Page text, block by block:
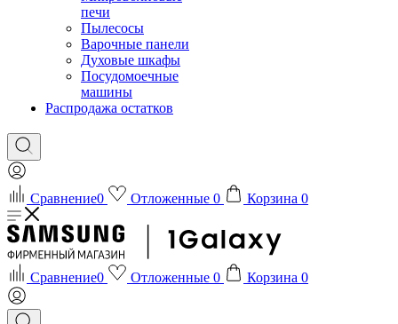
печи
Пылесосы
Варочные панели
Духовые шкафы
Посудомоечные
машины
Распродажа остатков
Сравнение0 Отложенные 0 Корзина 0
Сравнение0 Отложенные 0 Корзина 0